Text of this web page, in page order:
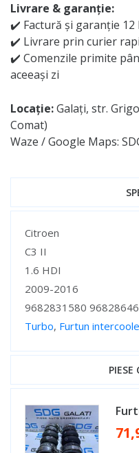
Livrare & garanție:
✔️ Factură și garanție
✔️ Livrare prin curier
✔️ Comenzile primite
aceeași zi
Locație:Galați, str.
Comat)
Waze / Google Maps:
Specificații
Citroen
C3 II
1.6 HDI
2009-2016
9682831580
Turbo, Furtun
PIESE